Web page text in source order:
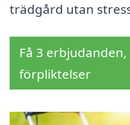
trädgård utan
Få 3
förpliktelser